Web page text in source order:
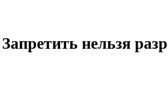
нельзя